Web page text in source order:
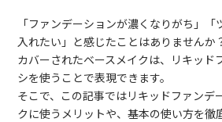
「ファンデーションが濃くなりがち」
入れたい」と感じたことはありませんか
カバーされたベースメイクは、リキッド
シを使うことで表現できます。
そこで、この記事ではリキッドファンデ
クに使うメリットや、基本の使い方を徹